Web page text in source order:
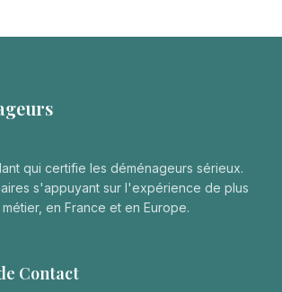
qui certifie les déménageurs sérieux.
s'appuyant sur l'expérience de plus
en France et en Europe.
Contact